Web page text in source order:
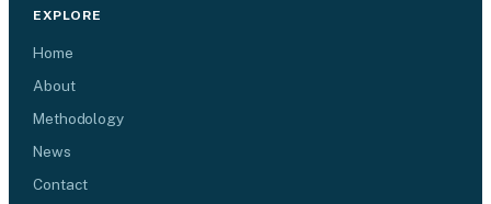
EXPLORE
Home
About
Methodology
News
Contact